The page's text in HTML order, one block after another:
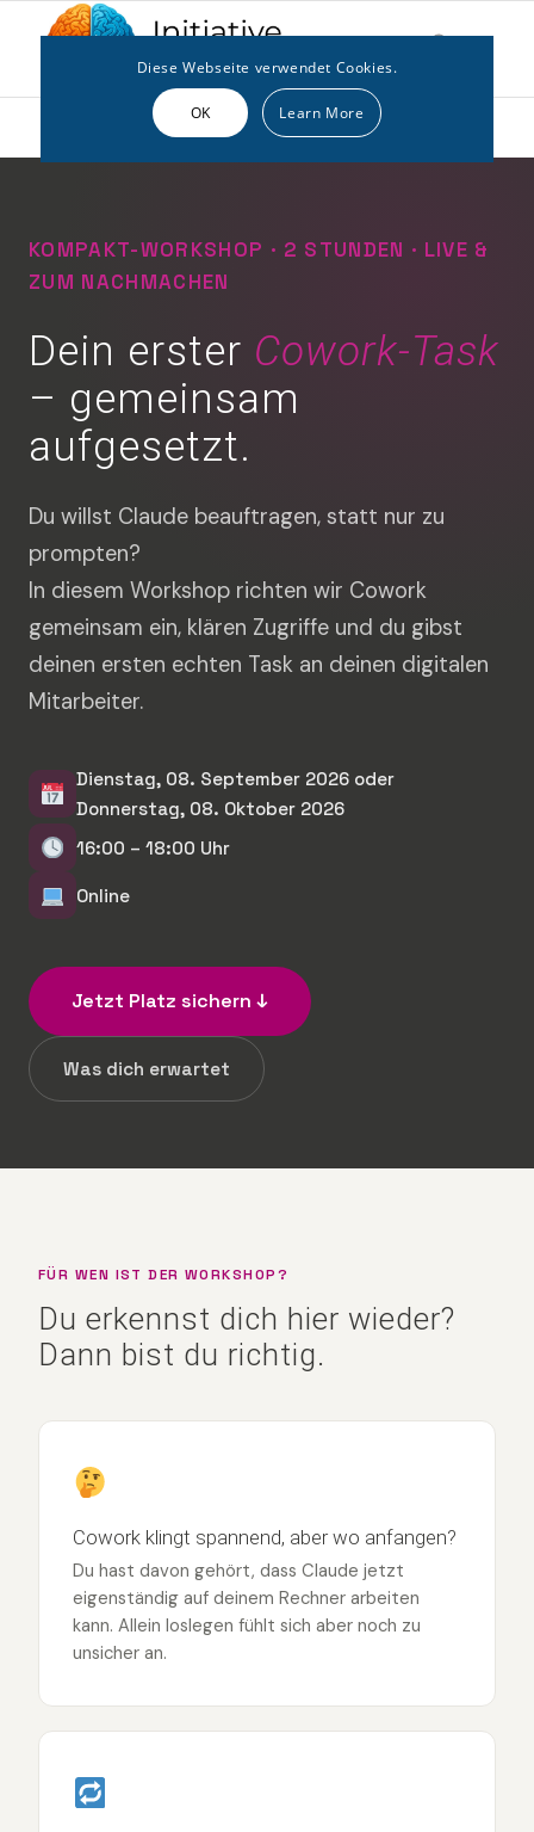
KOMPAKT-WORKSHOP · 2 STUNDEN · LIVE &
ZUM NACHMACHEN
Dein erster Cowork-Task
– gemeinsam
aufgesetzt.
Du willst Claude beauftragen, statt nur zu
prompten?
In diesem Workshop richten wir Cowork
gemeinsam ein, klären Zugriffe und du gibst
deinen ersten echten Task an deinen digitalen
Mitarbeiter.
Dienstag, 08. September 2026 oder
Donnerstag, 08. Oktober 2026
16:00 – 18:00 Uhr
Online
Jetzt Platz sichern ↓
Was dich erwartet
FÜR WEN IST DER WORKSHOP?
Du erkennst dich hier wieder?
Dann bist du richtig.
Cowork klingt spannend, aber wo anfangen?
Du hast davon gehört, dass Claude jetzt
eigenständig auf deinem Rechner arbeiten
kann. Allein loslegen fühlt sich aber noch zu
unsicher an.
Diese Webseite verwendet Cookies.
OK Learn More